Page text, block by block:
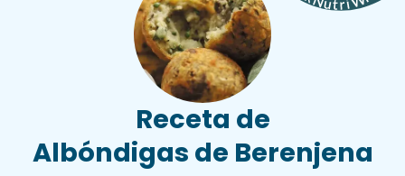
Receta de
Albóndigas de Berenjena